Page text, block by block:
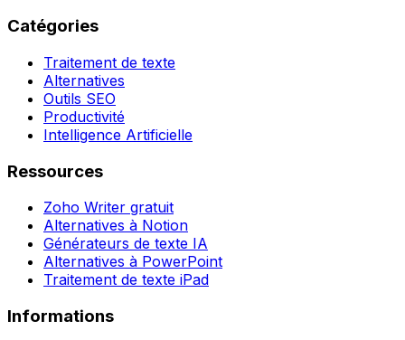
Catégories
Traitement de texte
Alternatives
Outils SEO
Productivité
Intelligence Artificielle
Ressources
Zoho Writer gratuit
Alternatives à Notion
Générateurs de texte IA
Alternatives à PowerPoint
Traitement de texte iPad
Informations